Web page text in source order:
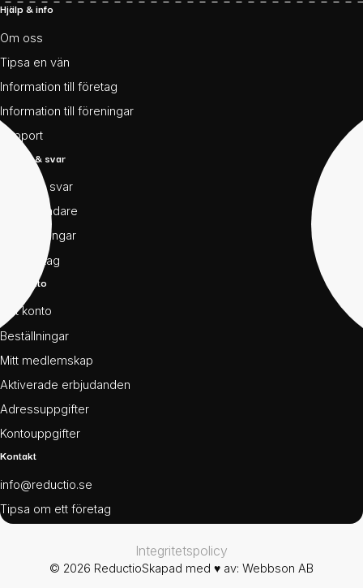
Hjälp & info
Om oss
Tipsa en vän
Information till företag
Information till föreningar
Support
Frågor & svar
Frågor & svar
För användare
För föreningar
För företag
Mitt konto
Mitt konto
Beställningar
Mitt medlemskap
Aktiverade erbjudanden
Adressuppgifter
Kontouppgifter
Kontakt
info@reductio.se
Tipsa om ett företag
Integritetspolicy
© 2026 ReductioSkapad med ♥ av: Webbson AB